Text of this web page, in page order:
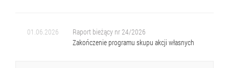
01.06.2026
Raport bieżący nr 24/2026
Zakończenie programu skupu akcji własnych